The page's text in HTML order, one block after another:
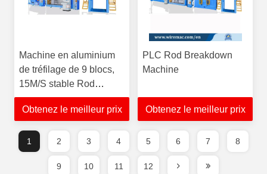
Machine en aluminium
de tréfilage de 9 blocs,
15M/S stable Rod
Breakdown Machine
Obtenez le meilleur prix
PLC Rod Breakdown
Machine
Obtenez le meilleur prix
1 2 3 4 5 6 7 8
9 10 11 12